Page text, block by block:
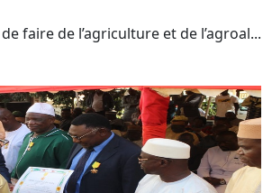
faire de l’agriculture et de l’agroal...